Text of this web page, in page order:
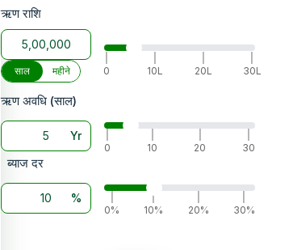
ऋण राशि
0
10L
20L
30L
साल महीने
ऋण अवधि (साल)
Yr
0
10
20
30
ब्याज दर
%
0%
|
10%
20%
30%